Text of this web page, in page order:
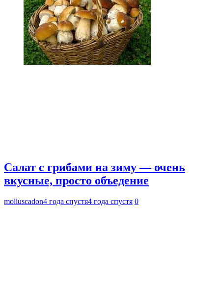
Салат с грибами на зиму — очень
вкусные, просто объедение
molluscadon4 года спустя4 года спустя 0